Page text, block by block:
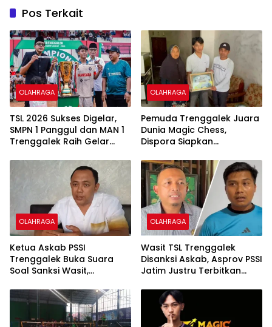
Pos Terkait
OLAHRAGA
TSL 2026 Sukses Digelar,
SMPN 1 Panggul dan MAN 1
Trenggalek Raih Gelar
OLAHRAGA
Pemuda Trenggalek Juara
Dunia Magic Chess,
Dispora Siapkan
Atlet Esports
OLAHRAGA
Ketua Askab PSSI
Trenggalek Buka Suara
Soal Sanksi Wasit,
Banding
OLAHRAGA
Wasit TSL Trenggalek
Disanksi Askab, Asprov PSSI
Jatim Justru Terbitkan
Sama